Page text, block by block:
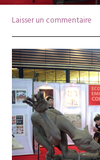
Laisser un commentaire